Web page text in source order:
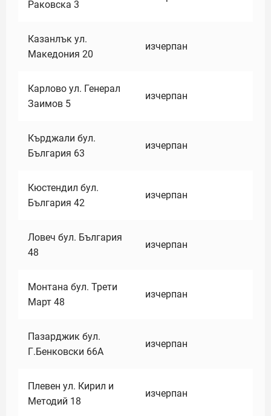
Раковска 3
Казанлък ул.
Македония 20
изчерпан
Карлово ул. Генерал
Заимов 5
изчерпан
Кърджали бул.
България 63
изчерпан
Кюстендил бул.
България 42
изчерпан
Ловеч бул. България
48
изчерпан
Монтана бул. Трети
Март 48
изчерпан
Пазарджик бул.
Г.Бенковски 66А
изчерпан
Плевен ул. Кирил и
Методий 18
изчерпан